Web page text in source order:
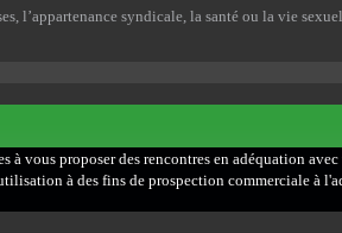
l’appartenance syndicale, la santé ou la vie
vous proposer des rencontres en adéquation
à des fins de prospection commerciale à